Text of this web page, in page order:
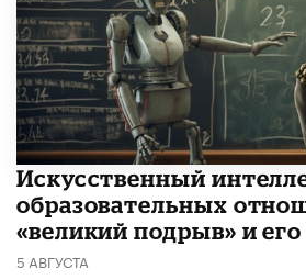
​Искусственный
образовательных
«великий подрыв» и
5 АВГУСТА